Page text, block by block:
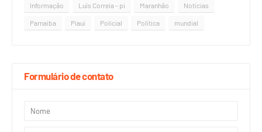
Informação Luís Correia - pi Maranhão Notícias
Parnaíba Piauí Policial Política mundial
Formulário de contato